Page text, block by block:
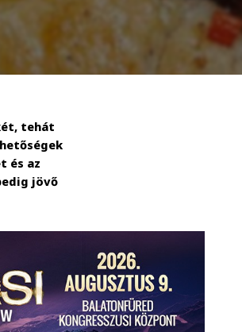
tehát
és az
jövő